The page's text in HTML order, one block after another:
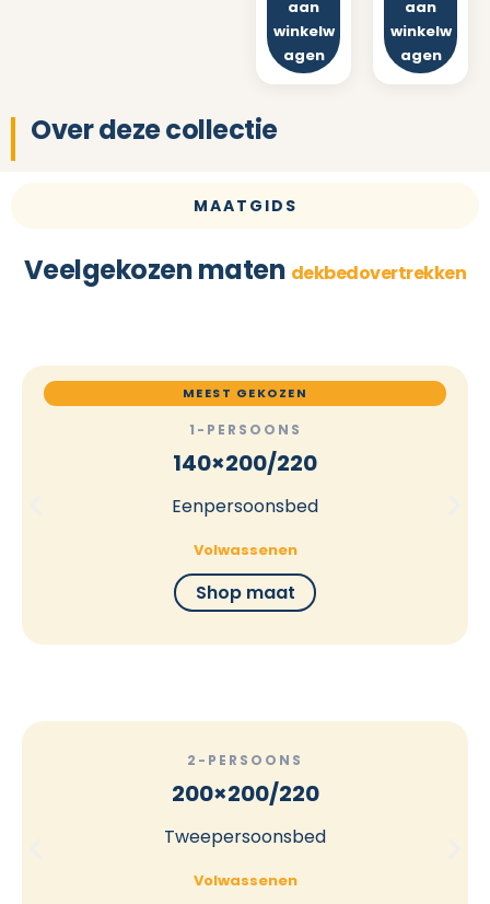
aan
winkelw
agen
aan
winkelw
agen
Over deze collectie
MAATGIDS
Veelgekozen maten dekbedovertrekken
MEEST GEKOZEN
1-PERSOONS
140×200/220
Eenpersoonsbed
Volwassenen
Shop maat
2-PERSOONS
200×200/220
Tweepersoonsbed
Volwassenen